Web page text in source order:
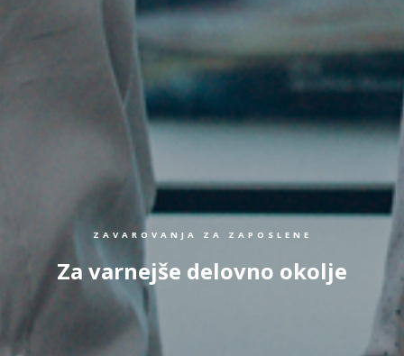
ZAVAROVANJA ZA ZAPOSLENE
Za varnejše delovno okolje